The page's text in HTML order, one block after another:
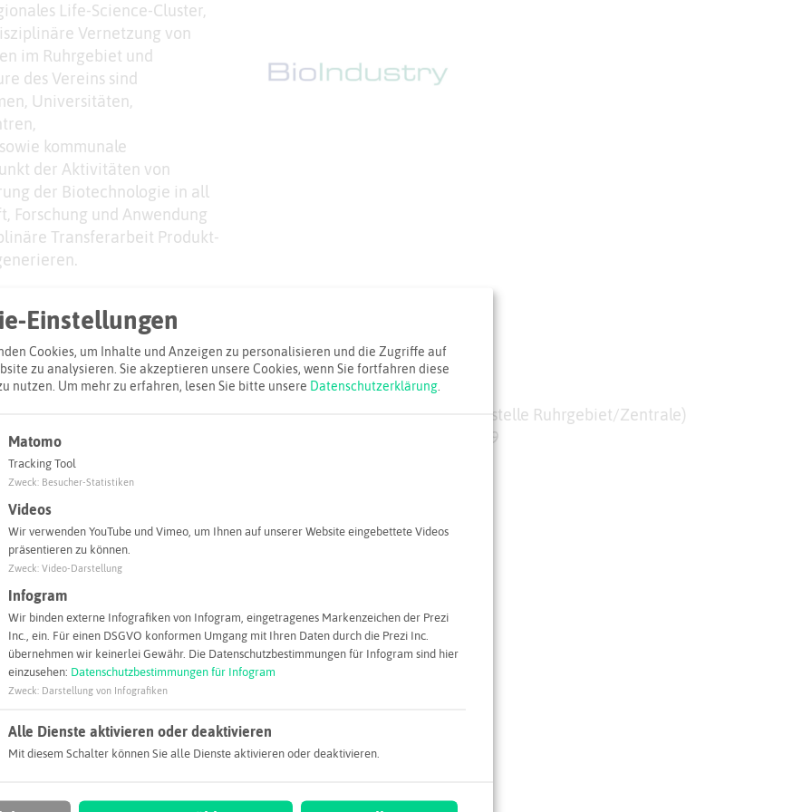
Life-Science-Cluster,
Vernetzung von
im Ruhrgebiet und
des Vereins sind
Universitäten,
kommunale
der Aktivitäten von
der Biotechnologie in all
Forschung und Anwendung
Transferarbeit Produkt-
Adresse:
BioIndustry e.V. (Geschäftsstelle Ruhrgebiet/Zentrale)
Gesundheitscampus-Süd 29
Webseite
Einstellungen
Cookies, um Inhalte und Anzeigen zu personalisieren und die Zugriffe auf
zu analysieren. Sie akzeptieren unsere Cookies, wenn Sie fortfahren diese
nutzen. Um mehr zu erfahren, lesen Sie bitte unsere Datenschutzerklärung.
Matomo
Tracking Tool
Zweck: Besucher-Statistiken
Videos
Wir verwenden YouTube und Vimeo, um Ihnen auf unserer Website eingebettete Videos
präsentieren zu können.
Zweck: Video-Darstellung
Infogram
Wir binden externe Infografiken von Infogram, eingetragenes Markenzeichen der Prezi
Inc., ein. Für einen DSGVO konformen Umgang mit Ihren Daten durch die Prezi Inc.
übernehmen wir keinerlei Gewähr. Die Datenschutzbestimmungen für Infogram sind hier
einzusehen: Datenschutzbestimmungen für Infogram
Zweck: Darstellung von Infografiken
Alle Dienste aktivieren oder deaktivieren
Mit diesem Schalter können Sie alle Dienste aktivieren oder deaktivieren.